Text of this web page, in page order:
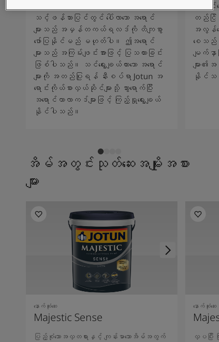
ကိုယ်စားလှယ်ဆိုင်ကိုရှာရန်
စာရွက်စာတမ်းထုတ်ကုန်
နည်းပညာဆိုင်ရာအချက်အလက်များ
Soulful Spaces - Jotun မှ နောက်ဆုံးထွက်ရှိထားသော အရောင်ချပ်အသစ်
သင့်ဖန်သားပြင်တွင် ပေါ်လာသော အရောင်
များသည် အမှန်တကယ်ရလဒ်ကို တိကျစွာ
ဖော်ပြနိုင်မည် မဟုတ်ပါ။ ဤအရောင်
များသည် အကြမ်းဖျင်းအားဖြင့် ပြသထားခြင်း
ဖြစ်ပါသည်။ သင်ရွေးချယ်ထားသော အရောင်
များကို အတည်ပြုရန် နီးစပ်ရာ Jotun အ
ရောင်းကိုယ်စားလှယ်ဆိုင်များသို့ သွားရောက်ပြီး
အရောင်ကာလာကဒ်များဖြင့် ကြည့်ရှုရွေးချယ်
နိုင်ပါသည်။
အလင်း
တည်ငြိ
အလွန်က
စေသည်
မျက်နှ
များ
နိုင်သ
အိမ်အတွင်းသုတ်ဆေးအမျိုးအစား
များ
နောက်ဆုံးဆေး
Majestic Sense
ပြည့်စုံသောအလှတရားနှင့် ကျန်းမာသောအိမ်အတွက်
နောက်ဆုံးဆေး
လှပပြီ